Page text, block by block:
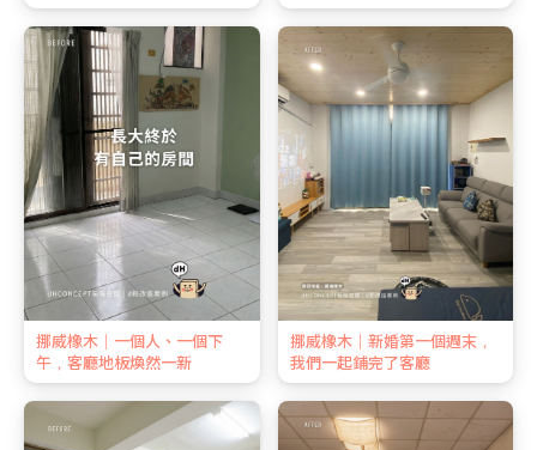
挪威橡木｜一個人、一個下
午，客廳地板煥然一新
挪威橡木｜新婚第一個週末，
我們一起鋪完了客廳